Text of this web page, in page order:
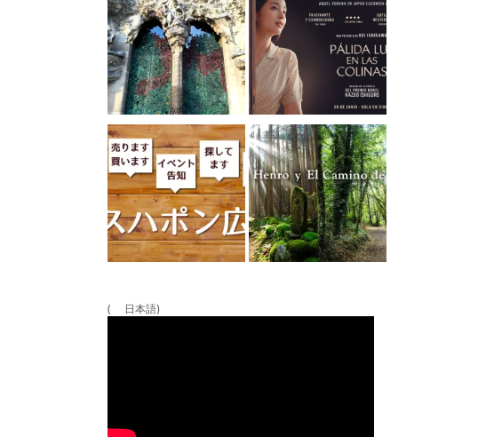
( 日本語)